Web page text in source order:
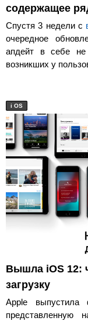
содержащее
Спустя 3 недели с
очередное
апдейт в себе не
возникших у
i OS
Вышла iOS 12:
загрузку
Apple